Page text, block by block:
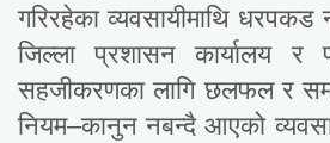
गरिरहेका व्यवसायीमाथि
जिल्ला प्रशासन कार्यालय र
सहजीकरणका लागि छलफल र
नियम–कानुन नबन्दै आएको